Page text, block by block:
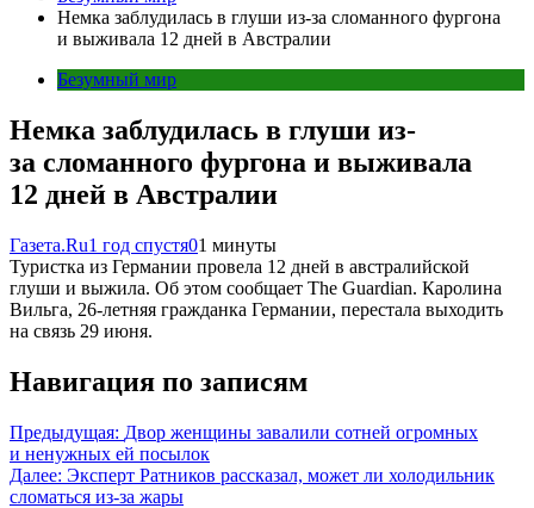
Немка заблудилась в глуши из-за сломанного фургона
и выживала 12 дней в Австралии
Безумный мир
Немка заблудилась в глуши из-
за сломанного фургона и выживала
12 дней в Австралии
Газета.Ru1 год спустя01 минуты
Туристка из Германии провела 12 дней в австралийской
глуши и выжила. Об этом сообщает The Guardian. Каролина
Вильга, 26-летняя гражданка Германии, перестала выходить
на связь 29 июня.
Навигация по записям
Предыдущая: Двор женщины завалили сотней огромных
и ненужных ей посылок
Далее: Эксперт Ратников рассказал, может ли холодильник
сломаться из-за жары